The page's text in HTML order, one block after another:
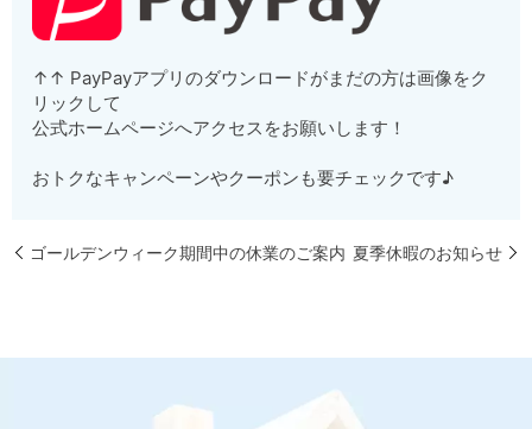
↑↑ PayPayアプリのダウンロードがまだの方は画像をク
リックして
公式ホームページへアクセスをお願いします！
おトクなキャンペーンやクーポンも要チェックです♪
ゴールデンウィーク期間中の休業のご案内 夏季休暇のお知らせ